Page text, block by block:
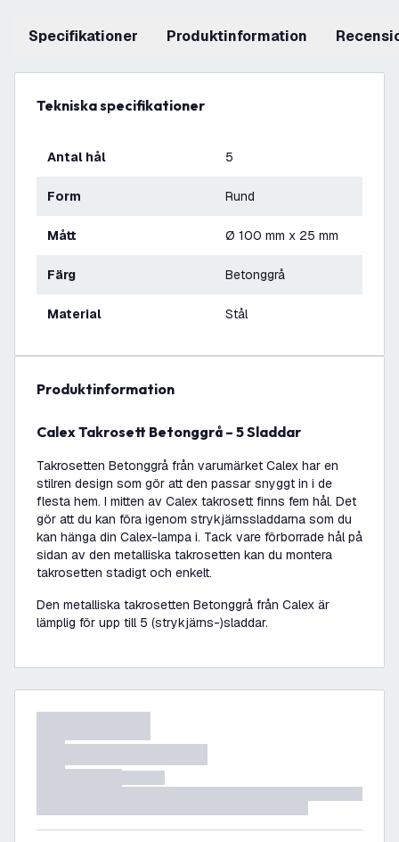
Specifikationer produktinformation
Tekniska specifikationer
Antal hål 5
Form Rund
Mått Ø 100 mm x 25 mm
Färg Betonggrå
Material Stål
produktinformation
Calex Takrosett Betonggrå – 5 Sladdar
Takrosetten Betonggrå från varumärket Calex har en
stilren design som gör att den passar snyggt in i de
flesta hem. I mitten av Calex takrosett finns fem hål. Det
gör att du kan föra igenom strykjärnssladdarna som du
kan hänga din Calex-lampa i. Tack vare förborrade hål på
sidan av den metalliska takrosetten kan du montera
takrosetten stadigt och enkelt.
Den metalliska takrosetten Betonggrå från Calex är
lämplig för upp till 5 (strykjärns-)sladdar.